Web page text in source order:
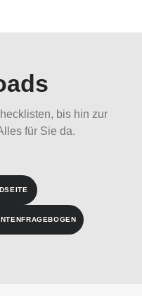
bis hin zur
für Sie da.